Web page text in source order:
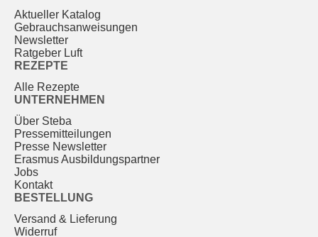
Aktueller Katalog
Gebrauchs­anweisungen
Newsletter
Ratgeber Luft
REZEPTE
Alle Rezepte
UNTERNEHMEN
Über Steba
Pressemitteilungen
Presse Newsletter
Erasmus Ausbildungspartner
Jobs
Kontakt
BESTELLUNG
Versand & Lieferung
Widerruf